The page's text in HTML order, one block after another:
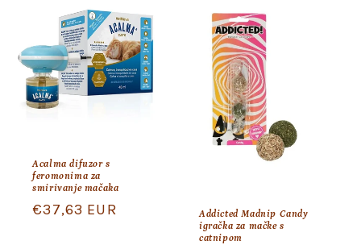
Acalma difuzor s
feromonima za
smirivanje mačaka
Regular
€37,63 EUR
Addicted Madnip Candy
igračka za mačke s
catnipom